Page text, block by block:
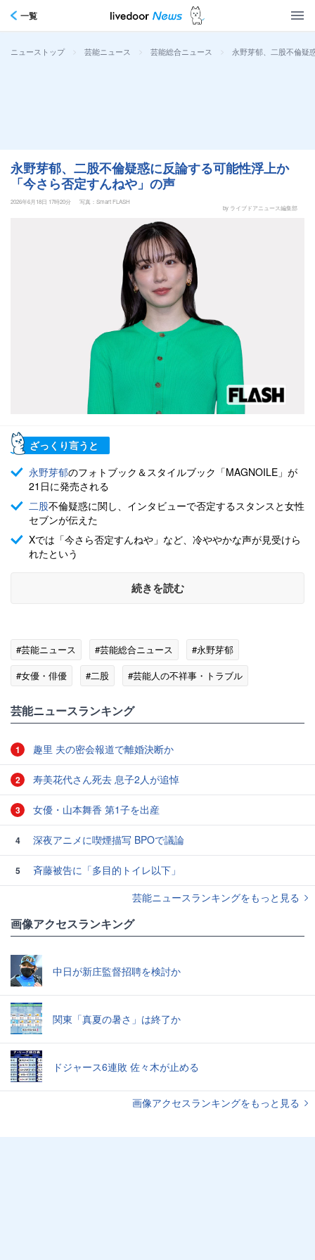
一覧
ニューストップ > 芸能ニュース > 芸能総合ニュース > 永野芽郁、二股不倫疑
永野芽郁、二股不倫疑惑に反論する可能性浮上か
「今さら否定すんねや」の声
2026年6月18日 17時20分
写真：Smart FLASH
by ライブドアニュース編集部
ざっくり言うと
永野芽郁のフォトブック＆スタイルブック「MAGNOILE」が
21日に発売される
二股不倫疑惑に関し、インタビューで否定するスタンスと女性
セブンが伝えた
Xでは「今さら否定すんねや」など、冷ややかな声が見受けら
れたという
続きを読む
#芸能ニュース #芸能総合ニュース
#永野芽郁
#女優・俳優
#二股
#芸能人の不祥事・トラブル
芸能ニュースランキング
1 趣里 夫の密会報道で離婚決断か
2 寿美花代さん死去 息子2人が追悼
3 女優・山本舞香 第1子を出産
4 深夜アニメに喫煙描写 BPOで議論
5
斉藤被告に「多目的トイレ以下」
芸能ニュースランキングをもっと見る
画像アクセスランキング
中日が新庄監督招聘を検討か
関東「真夏の暑さ」は終了か
ドジャース6連敗 佐々木が止める
画像アクセスランキングをもっと見る